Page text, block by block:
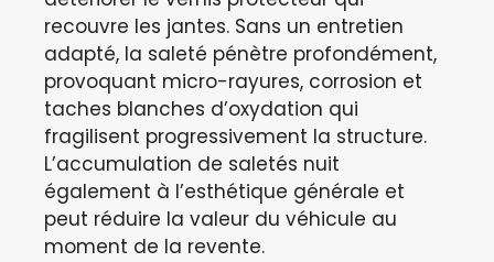
recouvre les jantes. Sans un entretien
adapté, la saleté pénètre profondément,
provoquant micro-rayures, corrosion et
taches blanches d’oxydation qui
fragilisent progressivement la structure.
L’accumulation de saletés nuit
également à l’esthétique générale et
peut réduire la valeur du véhicule au
moment de la revente.